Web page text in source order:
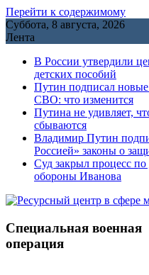
Перейти к содержимому
Суббота, 8 августа, 2026
Лента
В России утвердили
детских пособий
Путин подписал новые
СВО: что изменится
Путина не удивляет,
сбываются
Владимир Путин
Россией» законы о
Cуд закрыл процесс
обороны Иванова
Специальная военная
операция